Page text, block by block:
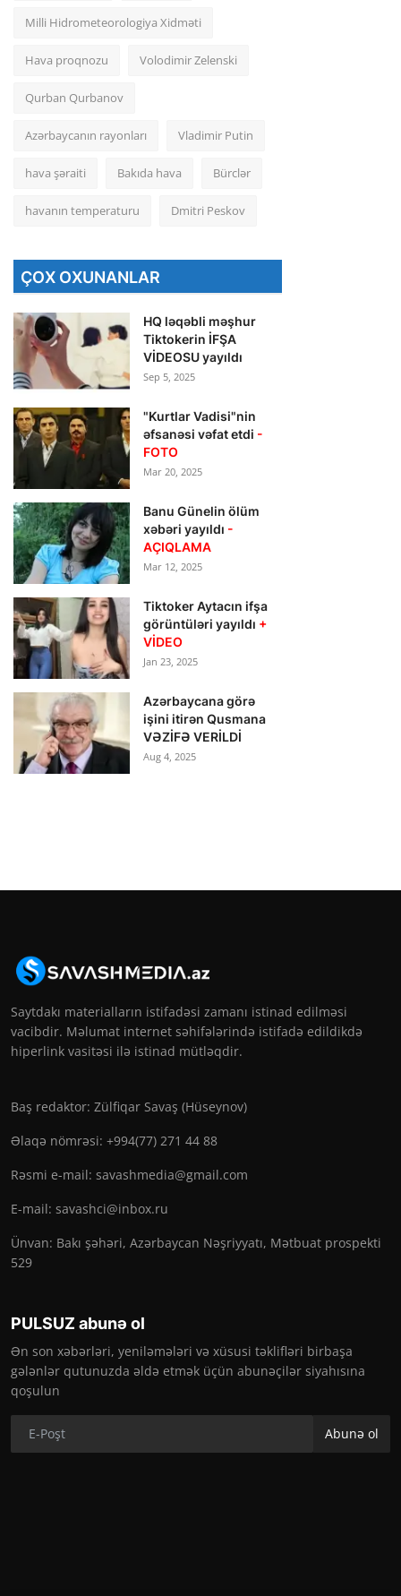
Milli Hidrometeorologiya Xidməti
Hava proqnozu Volodimir Zelenski
Qurban Qurbanov
Azərbaycanın rayonları Vladimir Putin
hava şəraiti Bakıda hava Bürclər
havanın temperaturu Dmitri Peskov
ÇOX OXUNANLAR
HQ ləqəbli məşhur
Tiktokerin İFŞA
VİDEOSU yayıldı
Sep 5, 2025
"Kurtlar Vadisi"nin
əfsanəsi vəfat etdi -
FOTO
Mar 20, 2025
Banu Günelin ölüm
xəbəri yayıldı -
AÇIQLAMA
Mar 12, 2025
Tiktoker Aytacın ifşa
görüntüləri yayıldı +
VİDEO
Jan 23, 2025
Azərbaycana görə
işini itirən Qusmana
VƏZİFƏ VERİLDİ
Aug 4, 2025
Saytdakı materialların istifadəsi zamanı istinad edilməsi
vacibdir. Məlumat internet səhifələrində istifadə edildikdə
hiperlink vasitəsi ilə istinad mütləqdir.
Baş redaktor: Zülfiqar Savaş (Hüseynov)
Əlaqə nömrəsi: +994(77) 271 44 88
Rəsmi e-mail: savashmedia@gmail.com
E-mail: savashci@inbox.ru
Ünvan: Bakı şəhəri, Azərbaycan Nəşriyyatı, Mətbuat prospekti
529
PULSUZ abunə ol
Ən son xəbərləri, yeniləmələri və xüsusi təklifləri birbaşa
gələnlər qutunuzda əldə etmək üçün abunəçilər siyahısına
qoşulun
Abunə ol